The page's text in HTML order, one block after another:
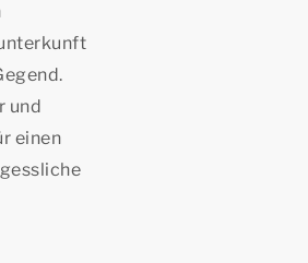
und
einen